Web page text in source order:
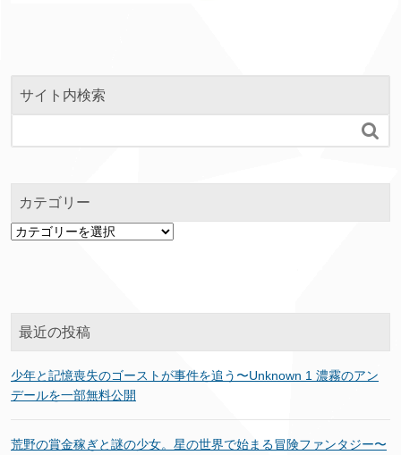
サイト内検索

カテゴリー
カ
最近の投稿
少年と記憶喪失のゴーストが事件を追う〜Unknown 1 濃霧のアン
デールを一部無料公開
荒野の賞金稼ぎと謎の少女。星の世界で始まる冒険ファンタジー〜